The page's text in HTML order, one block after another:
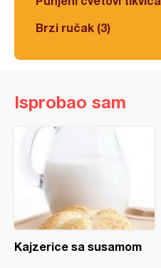
Brzi ručak (3)
Isprobao sam
Kajzerice sa susamom